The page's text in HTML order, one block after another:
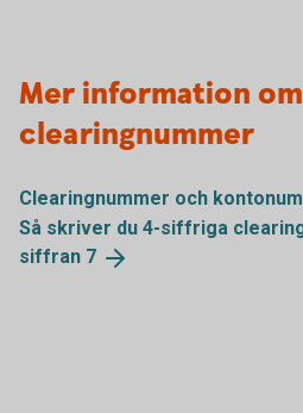
Mer information om
clearingnummer
Clearingnummer och
Så skriver du 4-siffriga
siffran 7